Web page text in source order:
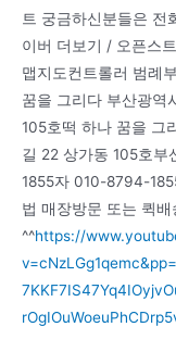
트 궁금하신분들은 전
이버 더보기 / 오픈스
맵지도컨트롤러 범례
꿈을 그리다 부산광역
105호떡 하나 꿈을 그
길 22 상가동 105호
1855자 010-8794-
법 매장방문 또는 퀵
^^https://